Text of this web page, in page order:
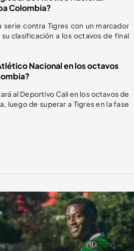
Colombia?
serie contra Tigres con un marcador
clasificación a los octavos de final
Nacional en los octavos
al Deportivo Cali en los octavos de
luego de superar a Tigres en la fase